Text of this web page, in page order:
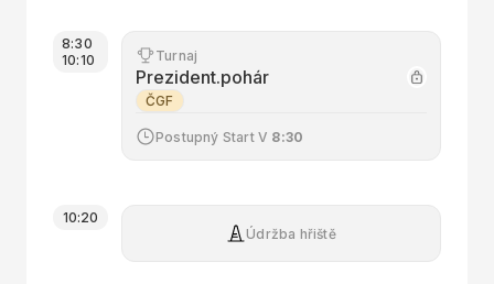
8:30
10:10
Turnaj
Prezident.pohár
ČGF
Postupný StartV 8:30
10:20
Údržba hřiště